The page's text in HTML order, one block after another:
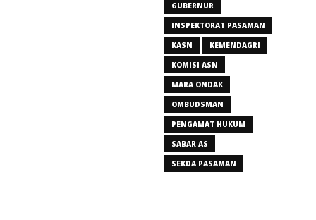
GUBERNUR
INSPEKTORAT PASAMAN
KASN
KEMENDAGRI
KOMISI ASN
MARA ONDAK
OMBUDSMAN
PENGAMAT HUKUM
SABAR AS
SEKDA PASAMAN